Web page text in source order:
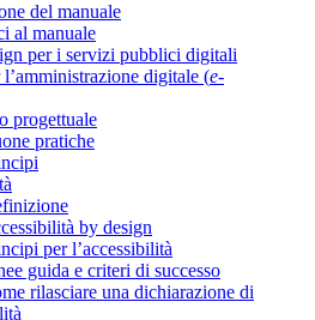
del manuale
al manuale
per i servizi pubblici digitali
digitale (e-
progettuale
pratiche
by design
per l’accessibilità
guida e criteri di successo
rilasciare una dichiarazione di